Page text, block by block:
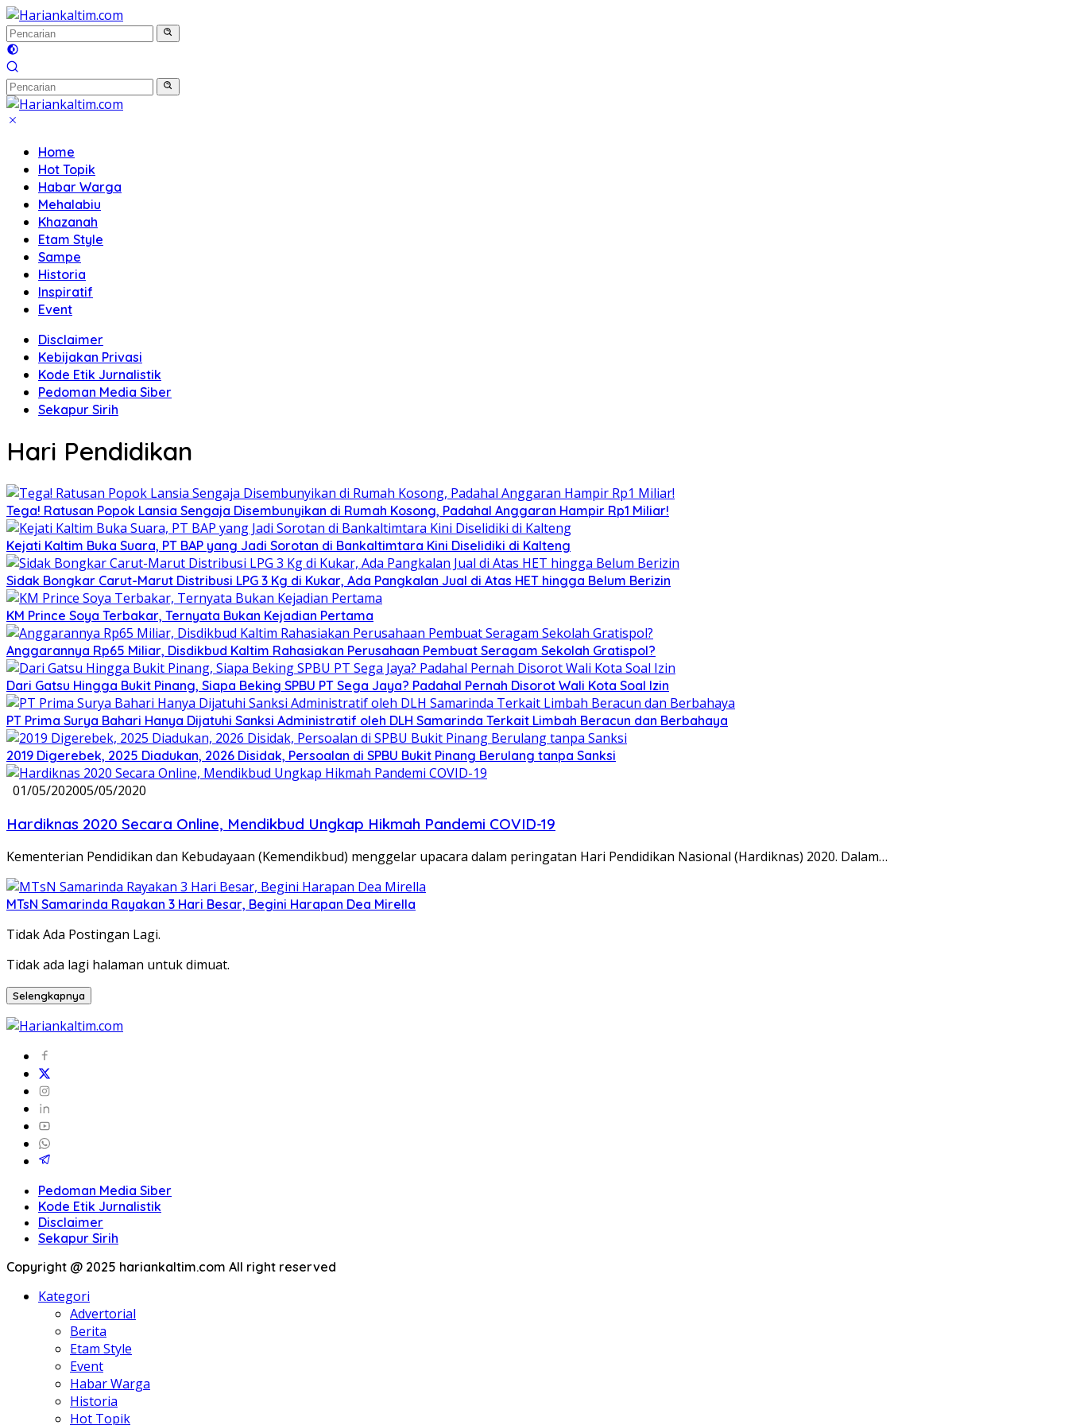
Langsung
ke
konten
Home
Hot Topik
Habar Warga
Mehalabiu
Khazanah
Etam Style
Sampe
Historia
Inspiratif
Event
Disclaimer
Kebijakan Privasi
Kode Etik Jurnalistik
Pedoman Media Siber
Sekapur Sirih
Hari Pendidikan
Tega! Ratusan Popok Lansia Sengaja Disembunyikan di Rumah Kosong, Padahal Anggaran Hampir Rp1 Miliar!
Kejati Kaltim Buka Suara, PT BAP yang Jadi Sorotan di Bankaltimtara Kini Diselidiki di Kalteng
Sidak Bongkar Carut-Marut Distribusi LPG 3 Kg di Kukar, Ada Pangkalan Jual di Atas HET hingga Belum Berizin
KM Prince Soya Terbakar, Ternyata Bukan Kejadian Pertama
Anggarannya Rp65 Miliar, Disdikbud Kaltim Rahasiakan Perusahaan Pembuat Seragam Sekolah Gratispol?
Dari Gatsu Hingga Bukit Pinang, Siapa Beking SPBU PT Sega Jaya? Padahal Pernah Disorot Wali Kota Soal Izin
PT Prima Surya Bahari Hanya Dijatuhi Sanksi Administratif oleh DLH Samarinda Terkait Limbah Beracun dan Berbahaya
2019 Digerebek, 2025 Diadukan, 2026 Disidak, Persoalan di SPBU Bukit Pinang Berulang tanpa Sanksi
01/05/202005/05/2020
Hardiknas 2020 Secara Online, Mendikbud Ungkap Hikmah Pandemi COVID-19
Kementerian Pendidikan dan Kebudayaan (Kemendikbud) menggelar upacara dalam peringatan Hari Pendidikan Nasional (Hardiknas) 2020. Dalam…
MTsN Samarinda Rayakan 3 Hari Besar, Begini Harapan Dea Mirella
Tidak Ada Postingan Lagi.
Tidak ada lagi halaman untuk dimuat.
Selengkapnya
Pedoman Media Siber
Kode Etik Jurnalistik
Disclaimer
Sekapur Sirih
Copyright @ 2025 hariankaltim.com All right reserved
Kategori
Advertorial
Berita
Etam Style
Event
Habar Warga
Historia
Hot Topik